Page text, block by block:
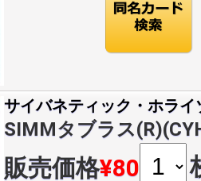
サイバネティック・ホライ
SIMMタブラス
販売価格¥80